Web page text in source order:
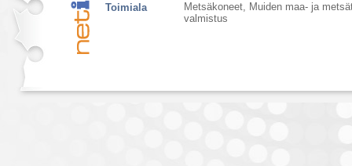
Toimiala
Metsäkoneet, Muiden maa- ja
valmistus